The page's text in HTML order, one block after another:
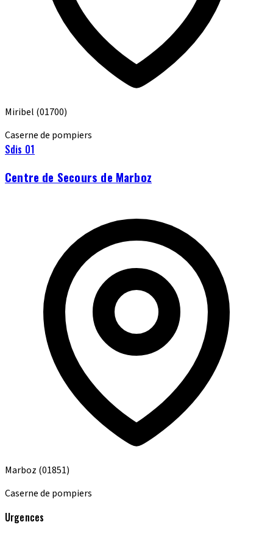
Miribel (01700)
Caserne de pompiers
Sdis 01
Centre de Secours de Marboz
Marboz (01851)
Caserne de pompiers
Urgences